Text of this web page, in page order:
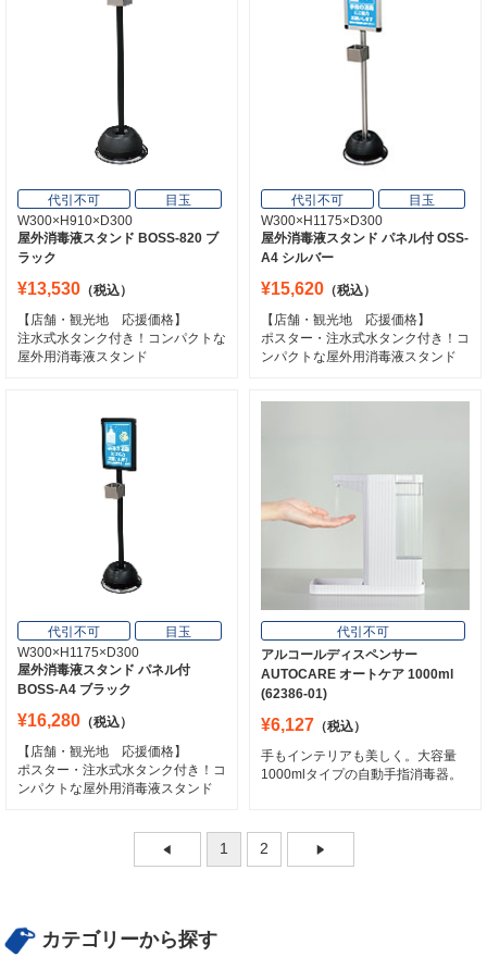
代引不可
目玉
W300×H910×D300
屋外消毒液スタンド BOSS-820 ブ
ラック
¥13,530 （税込）
【店舗・観光地 応援価格】
注水式水タンク付き！コンパクトな
屋外用消毒液スタンド
代引不可
目玉
W300×H1175×D300
屋外消毒液スタンド パネル付 OSS-
A4 シルバー
¥15,620 （税込）
【店舗・観光地 応援価格】
ポスター・注水式水タンク付き！コ
ンパクトな屋外用消毒液スタンド
代引不可
目玉
W300×H1175×D300
屋外消毒液スタンド パネル付
BOSS-A4 ブラック
¥16,280 （税込）
【店舗・観光地 応援価格】
ポスター・注水式水タンク付き！コ
ンパクトな屋外用消毒液スタンド
代引不可
アルコールディスペンサー
AUTOCARE オートケア 1000ml
(62386-01)
¥6,127 （税込）
手もインテリアも美しく。大容量
1000mlタイプの自動手指消毒器。
1 2
カテゴリーから探す